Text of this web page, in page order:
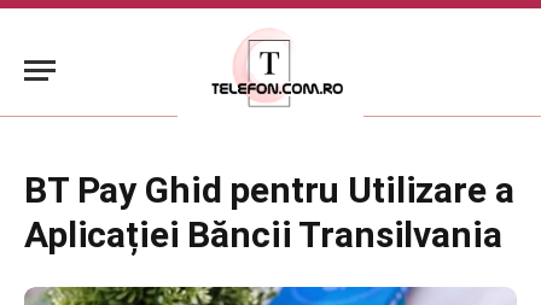
BT Pay Ghid pentru Utilizare a
Aplicației Băncii Transilvania